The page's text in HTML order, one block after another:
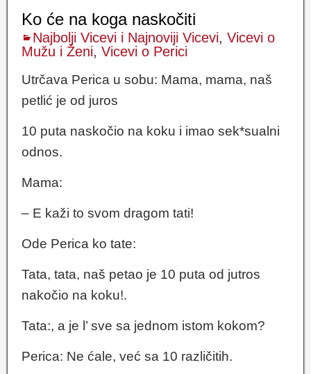
Ko će na koga naskočiti
Najbolji Vicevi i Najnoviji Vicevi, Vicevi o
Mužu i Ženi, Vicevi o Perici
Utrčava Perica u sobu: Mama, mama, naš
petlić je od juros
10 puta naskočio na koku i imao sek*sualni
odnos.
Mama:
– E kaži to svom dragom tati!
Ode Perica ko tate:
Tata, tata, naš petao je 10 puta od jutros
nakočio na koku!.
Tata:, a je l’ sve sa jednom istom kokom?
Perica: Ne ćale, već sa 10 različitih.